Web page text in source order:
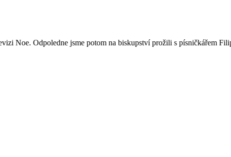
Noe. Odpoledne jsme potom na biskupství prožili s písničkářem